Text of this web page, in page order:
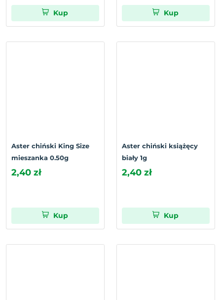
Kup Kup
Aster chiński King Size
mieszanka 0.50g
2,40 zł
Kup
Aster chiński książęcy
biały 1g
2,40 zł
Kup